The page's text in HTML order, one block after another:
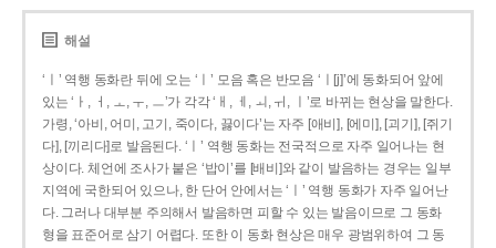
해설
‘ㅣ’ 역행 동화란 뒤에 오는 ‘ㅣ’ 모음 혹은 반모음 ‘ㅣ[j]’에 동화되어 앞에
있는 ‘ㅏ, ㅓ, ㅗ, ㅜ, ㅡ’가 각각 ‘ㅐ, ㅔ, ㅚ, ㅟ, ㅣ’로 바뀌는 현상을 말한다.
가령, ‘아비, 어미, 고기, 죽이다, 끓이다’는 자주 [애비], [에미], [괴기], [쥐기
다], [끼리다]로 발음된다. ‘ㅣ’ 역행 동화는 전국적으로 자주 일어나는 현
상이다. 체언에 조사가 붙은 ‘밥이’를 [배비]와 같이 발음하는 경우는 일부
지역에 국한되어 있으나, 한 단어 안에서는 ‘ㅣ’ 역행 동화가 자주 일어난
다. 그러나 대부분 주의해서 발음하면 피할 수 있는 발음이므로 그 동화
형을 표준어로 삼기 어렵다. 또한 이 동화 현상은 매우 광범위하여 그 동